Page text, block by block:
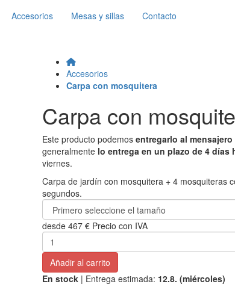
Accesorios Mesas y sillas Contacto
Accesorios
Carpa con mosquitera
Carpa con
Este producto podemos entregarlo al
generalmente lo entrega en un plazo de 4 días
viernes.
Carpa de jardín con mosquitera + 4 mosquiteras
segundos.
desde 467 € Precio con IVA
Añadir al carrito
En stock | Entrega estimada: 12.8. (miércoles)